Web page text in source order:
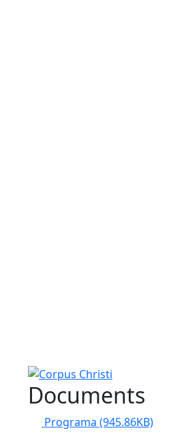
Corpus Christi
Documents
Programa (945.86KB)